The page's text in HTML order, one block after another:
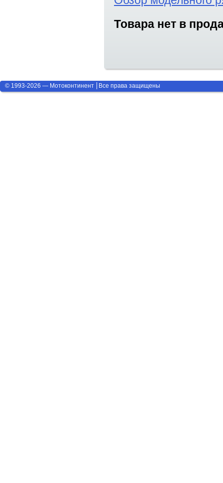
Товара нет в
© 1993-2026 — Мотоконтинент Все права защищены